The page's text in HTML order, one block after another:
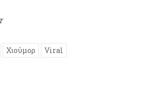
Χιούμορ Viral